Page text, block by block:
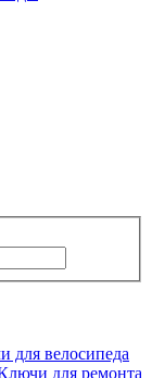
для велосипеда
для ремонта